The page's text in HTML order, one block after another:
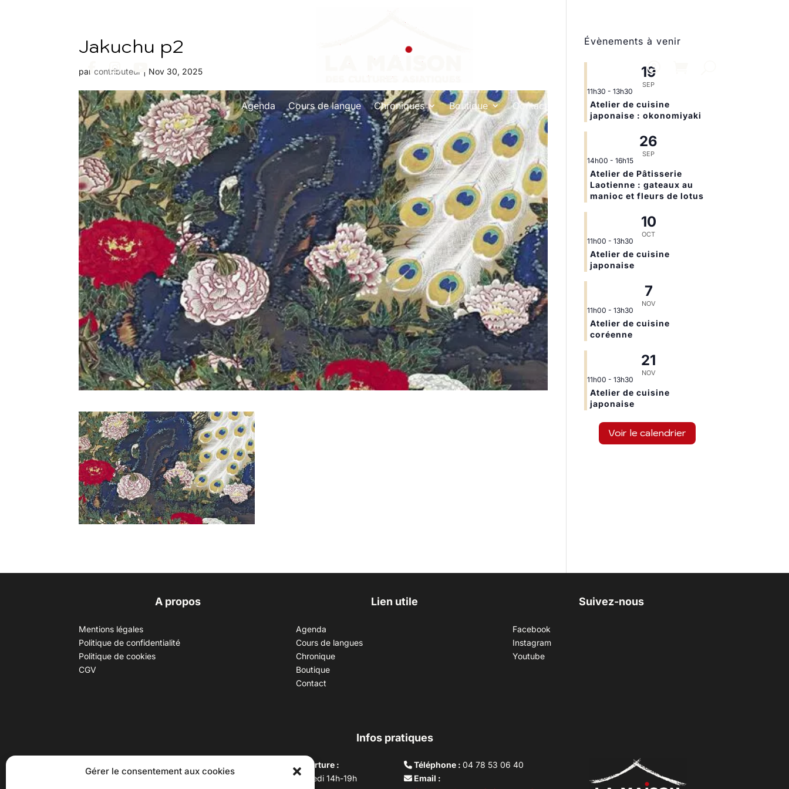
Gérer le consentement aux cookies
Agenda Cours de langue Chroniques Boutique Contact
Jakuchu p2
parcontributeur | Nov 30, 2025
Évènements à venir
19
SEP
11h30 - 13h30
Atelier de cuisine
japonaise : okonomiyaki
26
SEP
14h00 - 16h15
Atelier de Pâtisserie
Laotienne : gateaux au
manioc et fleurs de lotus
10
OCT
11h00 - 13h30
Atelier de cuisine
japonaise
7
NOV
11h00 - 13h30
Atelier de cuisine
coréenne
21
NOV
11h00 - 13h30
Atelier de cuisine
japonaise
Voir le calendrier
A propos
Mentions légales
Politique de confidentialité
Politique de cookies
CGV
Lien utile
Agenda
Cours de langues
Chronique
Boutique
Contact
Suivez-nous
Facebook
Instagram
Youtube
Infos pratiques
(adresse postale : 62 rue St
Horaires d’ouverture :
Du mardi au vendredi 14h-19h
Téléphone :04 78 53 06 40
Email :